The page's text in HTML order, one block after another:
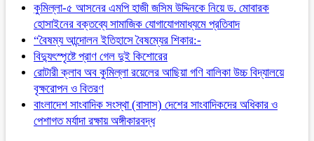
কুমিল্লা-৫ আসনের এমপি হাজী জসিম উদ্দিনকে নিয়ে ড. মোবারক
হোসাইনের বক্তব্যে সামাজিক যোগাযোগমাধ্যমে প্রতিবাদ
“বৈষম্য আন্দোলন ইতিহাসে বৈষম্যের শিকার:-
বিদ্যুৎস্পৃষ্টে প্রাণ গেল দুই কিশোরের
রোটারী ক্লাব অব কুমিল্লা রয়েলের আছিয়া গণি বালিকা উচ্চ বিদ্যালয়ে
বৃক্ষরোপন ও বিতরণ
বাংলাদেশ সাংবাদিক সংস্থা (বাসাস) দেশের সাংবাদিকদের অধিকার ও
পেশাগত মর্যাদা রক্ষায় অঙ্গীকারবদ্ধ